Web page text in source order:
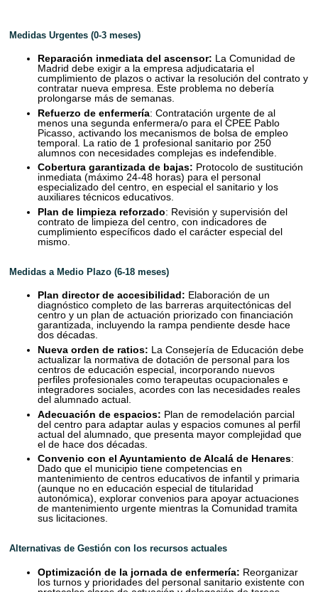
Medidas Urgentes (0-3 meses)
Reparación inmediata del ascensor: La Comunidad de
Madrid debe exigir a la empresa adjudicataria el
cumplimiento de plazos o activar la resolución del contrato y
contratar nueva empresa. Este problema no debería
prolongarse más de semanas.
Refuerzo de enfermería: Contratación urgente de al
menos una segunda enfermera/o para el CPEE Pablo
Picasso, activando los mecanismos de bolsa de empleo
temporal. La ratio de 1 profesional sanitario por 250
alumnos con necesidades complejas es indefendible.
Cobertura garantizada de bajas: Protocolo de sustitución
inmediata (máximo 24-48 horas) para el personal
especializado del centro, en especial el sanitario y los
auxiliares técnicos educativos.
Plan de limpieza reforzado: Revisión y supervisión del
contrato de limpieza del centro, con indicadores de
cumplimiento específicos dado el carácter especial del
mismo.
Medidas a Medio Plazo (6-18 meses)
Plan director de accesibilidad: Elaboración de un
diagnóstico completo de las barreras arquitectónicas del
centro y un plan de actuación priorizado con financiación
garantizada, incluyendo la rampa pendiente desde hace
dos décadas.
Nueva orden de ratios: La Consejería de Educación debe
actualizar la normativa de dotación de personal para los
centros de educación especial, incorporando nuevos
perfiles profesionales como terapeutas ocupacionales e
integradores sociales, acordes con las necesidades reales
del alumnado actual.
Adecuación de espacios: Plan de remodelación parcial
del centro para adaptar aulas y espacios comunes al perfil
actual del alumnado, que presenta mayor complejidad que
el de hace dos décadas.
Convenio con el Ayuntamiento de Alcalá de Henares:
Dado que el municipio tiene competencias en
mantenimiento de centros educativos de infantil y primaria
(aunque no en educación especial de titularidad
autonómica), explorar convenios para apoyar actuaciones
de mantenimiento urgente mientras la Comunidad tramita
sus licitaciones.
Alternativas de Gestión con los recursos actuales
Optimización de la jornada de enfermería: Reorganizar
los turnos y prioridades del personal sanitario existente con